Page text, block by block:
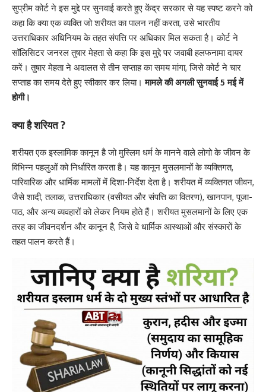
सुप्रीम कोर्ट ने इस मुद्दे पर सुनवाई करते हुए केंद्र सरकार से यह स्पष्ट करने को
कहा कि क्या एक व्यक्ति जो शरीयत का पालन नहीं करता, उसे भारतीय
उत्तराधिकार अधिनियम के तहत संपत्ति पर अधिकार मिल सकता है। कोर्ट ने
सॉलिसिटर जनरल तुषार मेहता से कहा कि इस मुद्दे पर जवाबी हलफनामा दायर
करें। तुषार मेहता ने अदालत से तीन सप्ताह का समय मांगा, जिसे कोर्ट ने चार
सप्ताह का समय देते हुए स्वीकार कर लिया।मामले की अगली सुनवाई 5 मई में
होगी।
क्या है शरियत?
शरीयत एक इस्लामिक कानून है जो मुस्लिम धर्म के मानने वाले लोगो के जीवन के
विभिन्न पहलुओं को निर्धारित करता है। यह कानून मुसलमानों के व्यक्तिगत,
पारिवारिक और धार्मिक मामलों में दिशा-निर्देश देता है। शरीयत में व्यक्तिगत जीवन,
जैसे शादी, तलाक, उत्तराधिकार (वसीयत और संपत्ति का वितरण), खानपान, पूजा-
पाठ, और अन्य व्यवहारों को लेकर नियम होते हैं। शरीयत मुसलमानों के लिए एक
तरह का जीवनदर्शन और कानून है, जिसे वे धार्मिक आस्थाओं और संस्कारों के
तहत पालन करते हैं।